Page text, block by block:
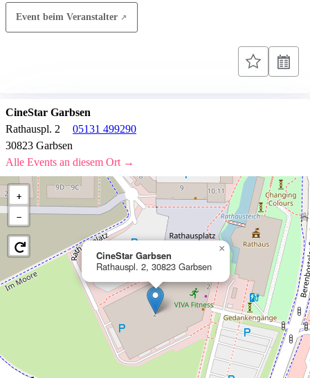
Event beim Veranstalter
CineStar Garbsen
Rathauspl. 2
30823 Garbsen
05131 499290
Alle Events an diesem Ort →
CineStar Garbsen
Rathauspl. 2, 30823 Garbsen
×
+
−